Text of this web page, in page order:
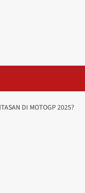
DI MOTOGP 2025?